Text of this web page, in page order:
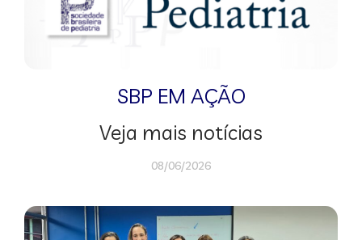
SBP EM AÇÃO
Veja mais notícias
08/06/2026